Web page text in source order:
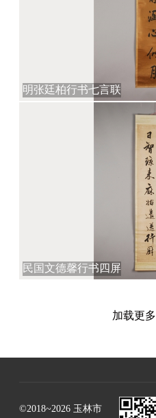
明张廷柏行书七言联
民国文德馨行书四屏
加载更多
©2018~2026 玉林市